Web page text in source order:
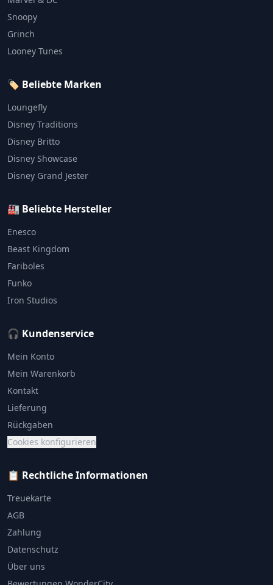
Snoopy
Grinch
Looney Tunes
🏷️ Beliebte Marken
Loungefly
Disney Traditions
Disney Britto
Disney Showcase
Disney Grand Jester
🏭 Beliebte Hersteller
Enesco
Beast Kingdom
Fariboles
Funko
Iron Studios
🎧 Kundenservice
Mein Konto
Mein Warenkorb
Kontakt
Lieferung
Rückgaben
Cookies konfigurieren
📋 Rechtliche Informationen
Treuekarte
AGB
Zahlung
Datenschutz
Über uns